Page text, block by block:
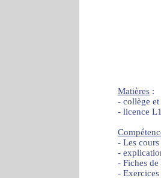
Matières :
- collège
- licence
- Les
-
- Fiches
-